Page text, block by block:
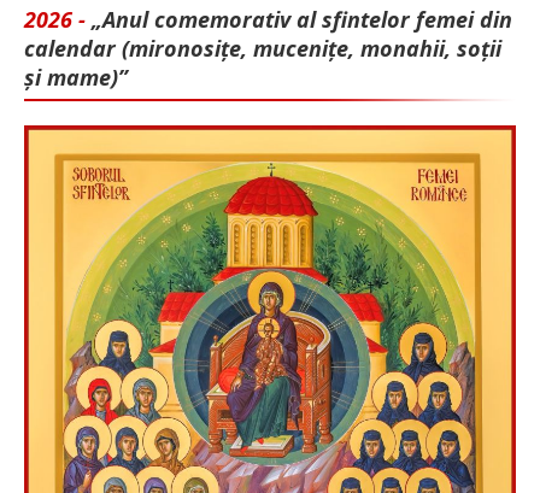
2026 - „Anul comemorativ al sfintelor femei din
calendar (mironosițe, mu­cenițe, monahii, soții
și mame)”